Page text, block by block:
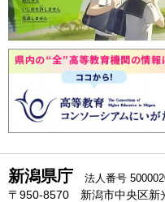
新潟県庁 法人番号
〒950-8570 新潟市中央区新